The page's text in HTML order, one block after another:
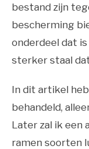
bestand zijn
bescherming
onderdeel dat
sterker staal
In dit artikel
behandeld,
Later zal ik een
ramen soorten